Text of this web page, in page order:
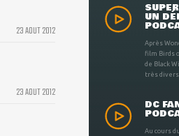
23 AOUT 2012
23 AOUT 2012
UN
Après
film Birds
de Black
très
DC
Au cours